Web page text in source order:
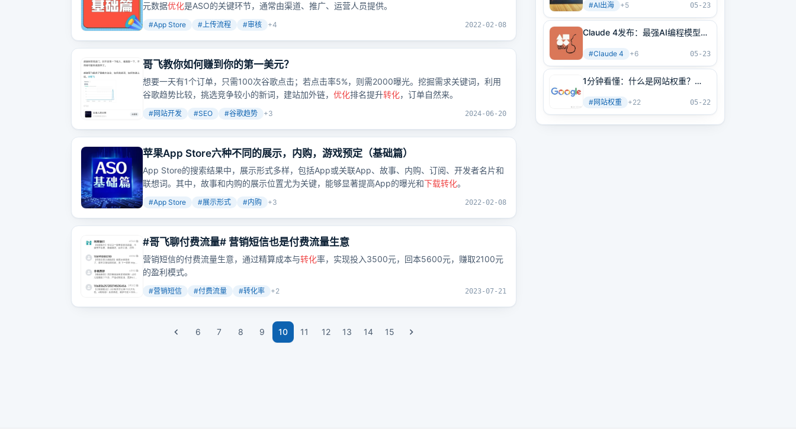
元数据优化是ASO的关键环节，通常由渠道、推广、运营人员提供。
#App Store #上传流程 #审核 +4 2022-02-08
哥飞教你如何赚到你的第一美元？
想要一天有1个订单，只需100次谷歌点击；若点击率5%，则需2000曝光。挖掘需求关键词，利用
谷歌趋势比较，挑选竞争较小的新词，建站加外链， 优化排名提升转化，订单自然来。
#网站开发 #SEO #谷歌趋势 +3 2024-06-20
苹果App Store六种不同的展示，内购，游戏预定（基础篇）
App Store的搜索结果中，展示形式多样，包括App或关联App、故事、内购、订阅、开发者名片和
联想词。其中，故事和内购的展示位置尤为关键，能够显著提高App的曝光和下载转化。
#App Store #展示形式 #内购 +3 2022-02-08
#哥飞聊付费流量# 营销短信也是付费流量生意
营销短信的付费流量生意，通过精算成本与转化率，实现投入3500元，回本5600元，赚取2100元
的盈利模式。
#营销短信 #付费流量 #转化率 +2 2023-07-21
6 7 8 9 10 11 12 13 14 15
#AI出海 +5 05-23
Claude 4发布：最强AI编程模型
#Claude 4 +6 05-23
1分钟看懂：什么是网站权重？
南（原创不易）
#网站权重 +22 05-22